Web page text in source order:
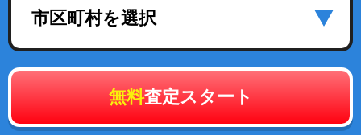
市区町村を選択
無料査定スタート